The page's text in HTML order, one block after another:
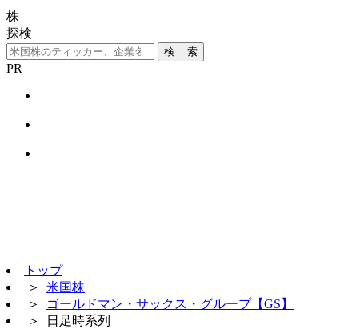
株
探検
検 索
PR
トップ
＞ 米国株
＞
ゴールドマン・サックス・グループ【GS】
＞
日足時系列